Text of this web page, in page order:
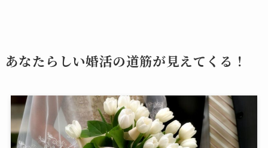
あなたらしい婚活の道筋が見えてくる！